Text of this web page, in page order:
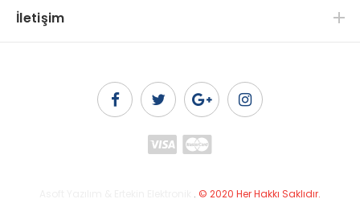
İletişim
. © 2020 Her Hakkı Saklıdır.